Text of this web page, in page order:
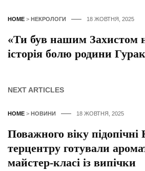
HOME > НЕКРОЛОГИ 18 ЖОВТНЯ, 2025
«Ти був нашим Захистом
історія болю родини
NEXT ARTICLES
HOME > НОВИНИ 18 ЖОВТНЯ, 2025
Поважного віку підопічні
терцентру готували
майстер-класі із випічки